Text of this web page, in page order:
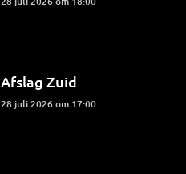
Afslag Zuid
28 juli 2026 om 17:00